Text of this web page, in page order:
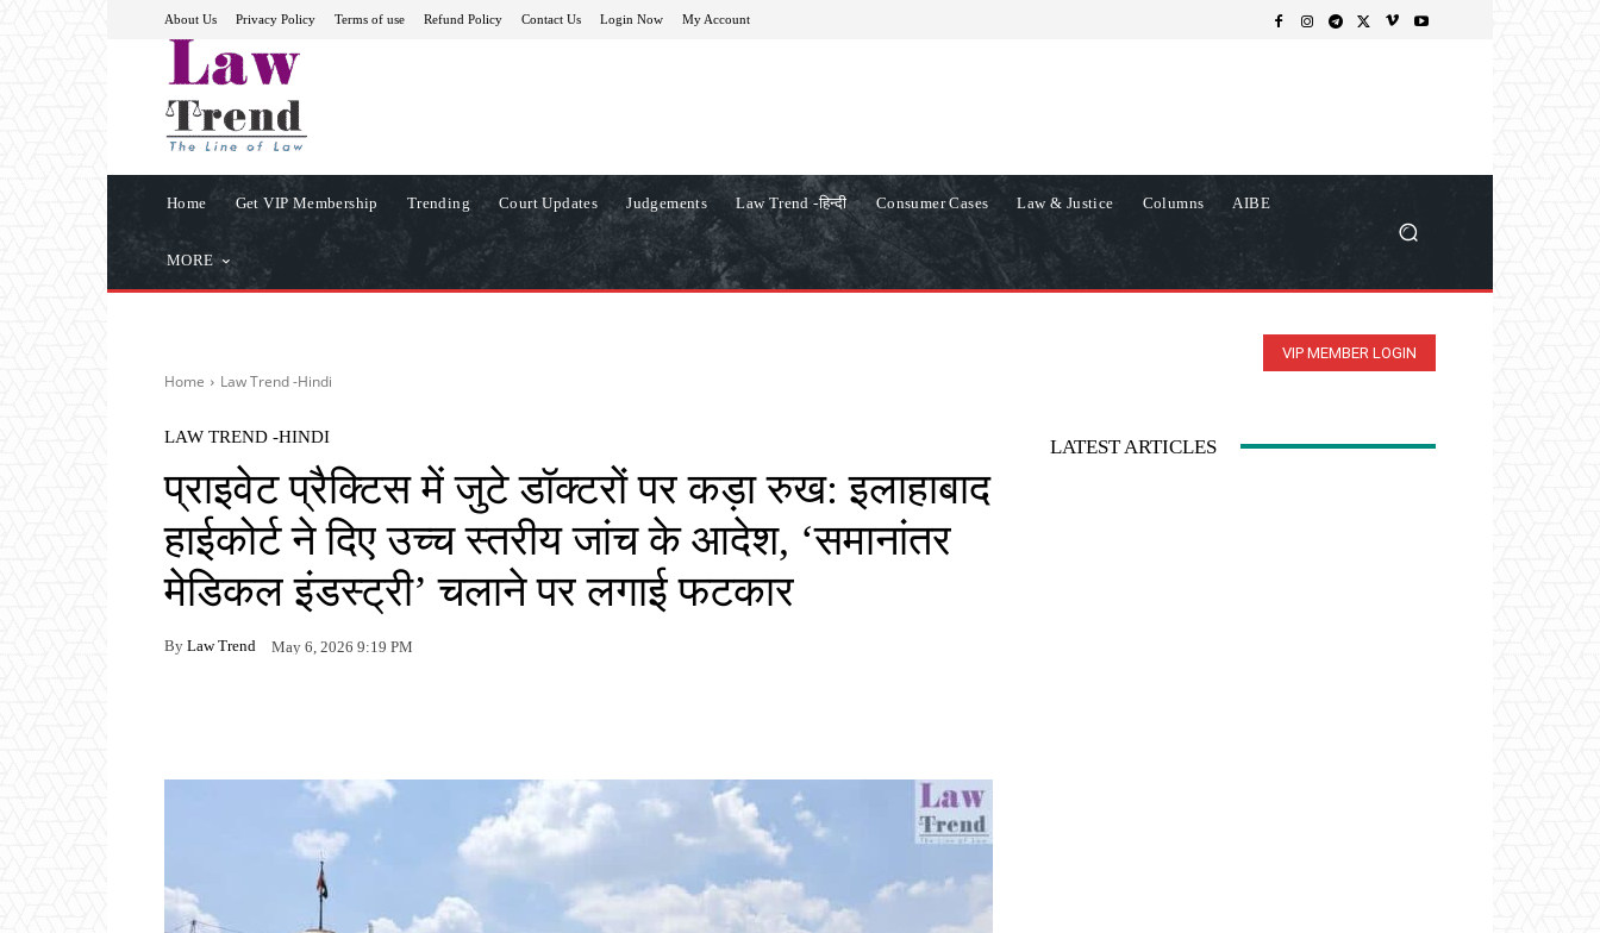
About Us Privacy Policy Terms of use Refund Policy Contact Us Login Now My Account
Home Get VIP Membership Trending Court Updates Judgements Law Trend -हिन्दी Consumer Cases Law & Justice Columns AIBE
MORE
VIP MEMBER LOGIN
Home Law Trend -Hindi
LAW TREND -HINDI
प्राइवेट प्रैक्टिस में जुटे डॉक्टरों पर कड़ा रुख: इलाहाबाद
हाईकोर्ट ने दिए उच्च स्तरीय जांच के आदेश, ‘समानांतर
मेडिकल इंडस्ट्री’ चलाने पर लगाई फटकार
By Law Trend May 6, 2026 9:19 PM
LATEST ARTICLES